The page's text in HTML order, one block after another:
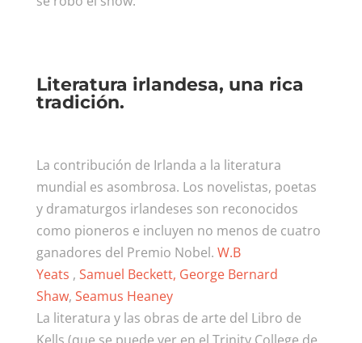
Literatura irlandesa, una rica
tradición.
La contribución de Irlanda a la literatura
mundial es asombrosa. Los novelistas, poetas
y dramaturgos irlandeses son reconocidos
como pioneros e incluyen no menos de cuatro
ganadores del Premio Nobel. W.B
Yeats , Samuel Beckett, George Bernard
Shaw, Seamus Heaney
La literatura y las obras de arte del Libro de